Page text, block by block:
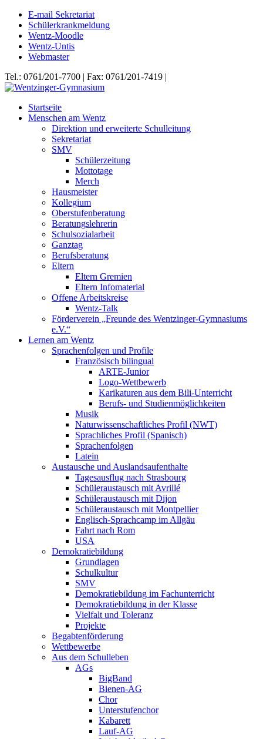
E-mail Sekretariat
Schülerkrankmeldung
Wentz-Moodle
Wentz-Untis
Webmaster
Tel.: 0761/201-7700 | Fax: 0761/201-7419 |
Startseite
Menschen am Wentz
Direktion und erweiterte Schulleitung
Sekretariat
SMV
Schülerzeitung
Mottotage
Merch
Hausmeister
Kollegium
Oberstufenberatung
Beratungslehrerin
Schulsozialarbeit
Ganztag
Berufsberatung
Eltern
Eltern Gremien
Eltern Infomaterial
Offene Arbeitskreise
Wentz-Talk
Förderverein „Freunde des Wentzinger-Gymnasiums
e.V.“
Lernen am Wentz
Sprachenfolgen und Profile
Französisch bilingual
ARTE-Junior
Logo-Wettbewerb
Karikaturen aus dem Bili-Unterricht
Berufs- und Studienmöglichkeiten
Musik
Naturwissenschaftliches Profil (NWT)
Sprachliches Profil (Spanisch)
Sprachenfolgen
Latein
Austausche und Auslandsaufenthalte
Tagesausflug nach Strasbourg
Schüleraustausch mit Avrillé
Schüleraustausch mit Dijon
Schüleraustausch mit Montpellier
Englisch-Sprachcamp im Allgäu
Fahrt nach Rom
USA
Demokratiebildung
Grundlagen
Schulkultur
SMV
Demokratiebildung im Fachunterricht
Demokratiebildung in der Klasse
Vielfalt und Toleranz
Projekte
Begabtenförderung
Wettbewerbe
Aus dem Schulleben
AGs
BigBand
Bienen-AG
Chor
Unterstufenchor
Kabarett
Lauf-AG